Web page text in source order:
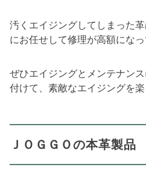
汚くエイジングしてしまった
にお任せして修理が高額になっ
ぜひエイジングとメンテナン
付けて、素敵なエイジングを楽
ＪＯＧＧＯの本革製品